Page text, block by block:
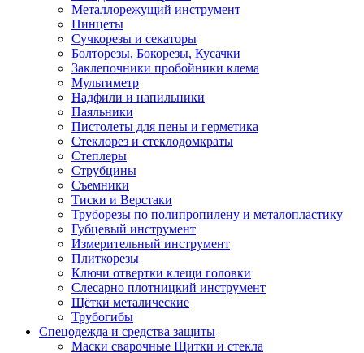
Металлорежущий инструмент
Пинцеты
Сучкорезы и секаторы
Болторезы, Бокорезы, Кусачки
Заклепочники пробойники клема
Мультиметр
Надфили и напильники
Паяльники
Пистолеты для пены и герметика
Стеклорез и стеклодомкраты
Степлеры
Струбцины
Съемники
Тиски и Верстаки
Труборезы по полипропилену и металопластику
Губцевый инструмент
Измерительный инструмент
Плиткорезы
Ключи отвертки клещи головки
Слесарно плотницкий инструмент
Щётки металические
Трубогибы
Спецодежда и средства защиты
Маски сварочные Щитки и стекла